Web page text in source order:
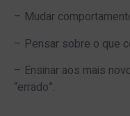
– Mudar
– Pensar sobre o que
– Ensinar aos mais
“errado”.